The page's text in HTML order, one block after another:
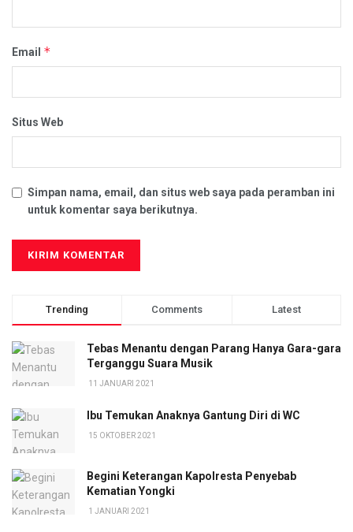
Email *
Situs Web
Simpan nama, email, dan situs web saya pada peramban ini
untuk komentar saya berikutnya.
Trending Comments Latest
Tebas Menantu dengan Parang Hanya Gara-gara
Terganggu Suara Musik
11 JANUARI 2021
Ibu Temukan Anaknya Gantung Diri di WC
15 OKTOBER 2021
Begini Keterangan Kapolresta Penyebab
Kematian Yongki
1 JANUARI 2021